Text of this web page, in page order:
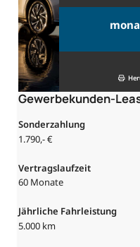
Gewerbekunden-
Sonderzahlung
1.790,- €
Vertragslaufzeit
60 Monate
Jährliche Fahrleistung
5.000 km